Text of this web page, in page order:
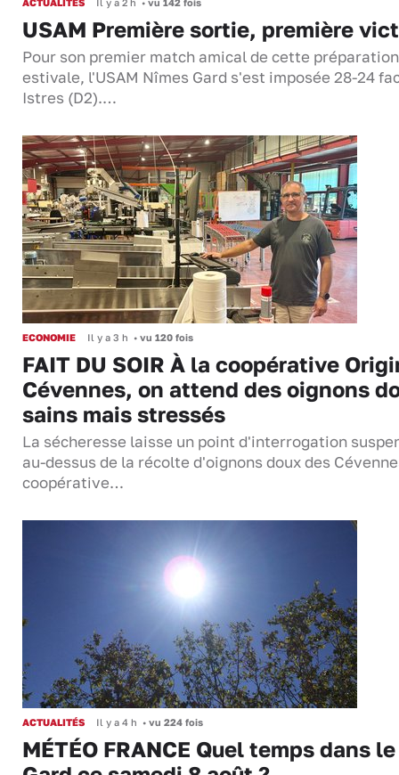
USAM Première sortie, première
Pour son premier match amical de cette préparation
estivale, l'USAM Nîmes Gard s'est imposée 28-24
Istres (D2).…
ECONOMIE Il y a 3 h • vu 120 fois
FAIT DU SOIR À la coopérative
Cévennes, on attend des oignons
sains mais stressés
La sécheresse laisse un point d'interrogation
au-dessus de la récolte d'oignons doux des
coopérative…
ACTUALITÉS Il y a 4 h • vu 224 fois
MÉTÉO FRANCE Quel temps dans le